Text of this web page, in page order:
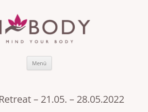
Bodywork & Yoga
Active Living
relax.
Menü
– 21.05. – 28.05.2022